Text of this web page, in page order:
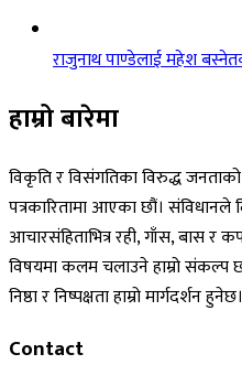
राजुनाथ पाण्डेलाई महेश
हाम्रो बारेमा
विकृति र विसंगतिका विरुद्ध जनताको
पत्रकारितामा आएका छौं। संविधानले
आचारसंहिताभित्र रही, गाँस, बास
विषयमा कलम चलाउने हाम्रो संकल्प
निष्ठा र निष्पक्षता हाम्रो मार्गदर्शन हुनेछ।
Contact